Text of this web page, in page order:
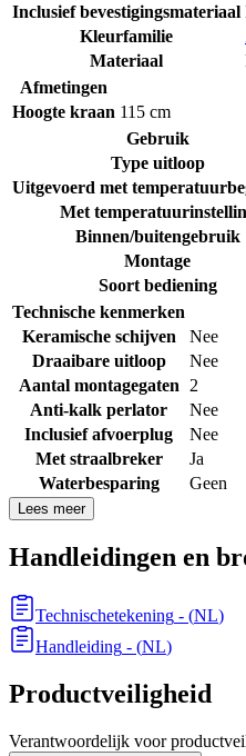
Inclusief bevestigingsmateriaal
Kleurfamilie
Materiaal
Afmetingen
Hoogte kraan 115 cm
Gebruik
Type uitloop
Uitgevoerd met
Met
Binnen/buitengebruik
Montage
Soort bediening
Technische kenmerken
Keramische schijven
Nee
Draaibare uitloop
Nee
Aantal montagegaten
2
Anti-kalk perlator
Nee
Inclusief afvoerplug
Nee
Met straalbreker
Ja
Waterbesparing
Geen
Lees meer
Handleidingen en
Technischetekening - (NL)
Handleiding - (NL)
Productveiligheid
Verantwoordelijk voor